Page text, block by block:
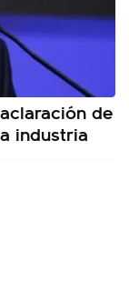
de
industria